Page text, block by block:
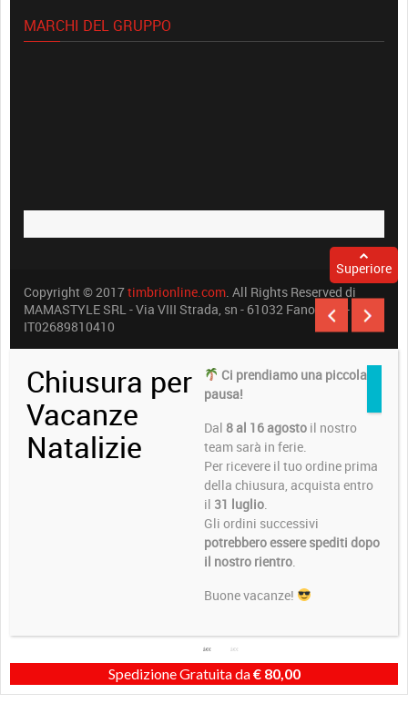
MARCHI DEL GRUPPO
Copyright © 2017timbrionline.com . All Rights Reserved di
MAMASTYLE SRL - Via VIII Strada, sn - 61032 Fano (PU) -
IT02689810410
Superiore
Chiusura per
Vacanze
Natalizie
Ci prendiamo una piccola
pausa!
Dal 8 al 16 agosto il nostro
team sarà in ferie.
Per ricevere il tuo ordine prima
della chiusura, acquista entro
il 31 luglio
Gli ordini successivi
potrebbero essere spediti dopo
il nostro rientro
Buone vacanze!
Spedizione Gratuita da€80,00